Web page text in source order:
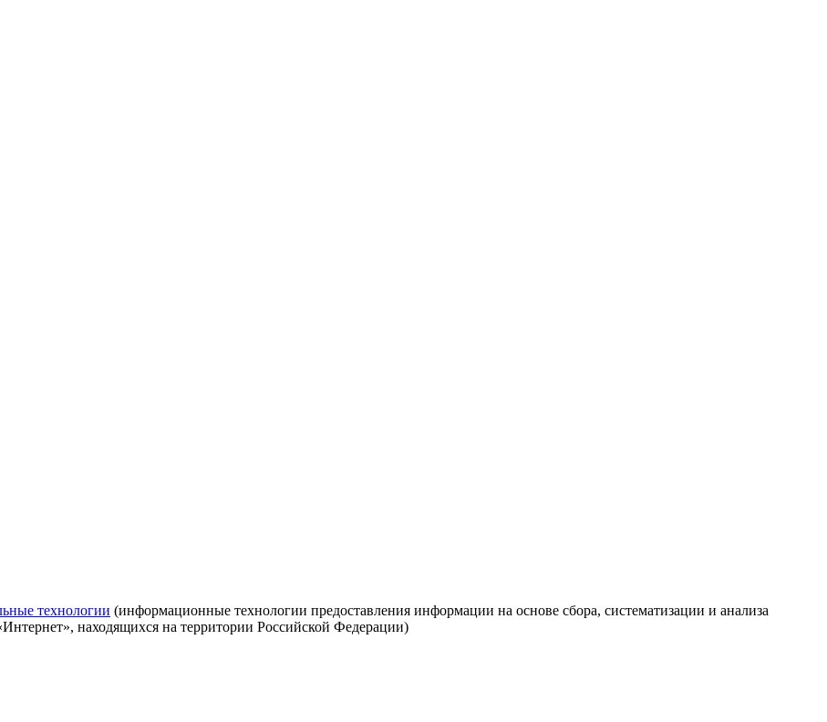
технологии (информационные технологии предоставления информации на основе сбора, систематизации и анализа
находящихся на территории Российской Федерации)